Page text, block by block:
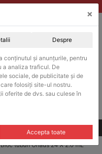
in sistemul SEAP / SICAP
CAUTARE
tuburi Ohaus 24 X 2.0 mL
×
Despre
conținutul și anunțurile, pentru
a analiza traficul. De
sociale, de publicitate și de
folosiți site-ul nostru.
oferite de dvs. sau culese în
Accepta toate